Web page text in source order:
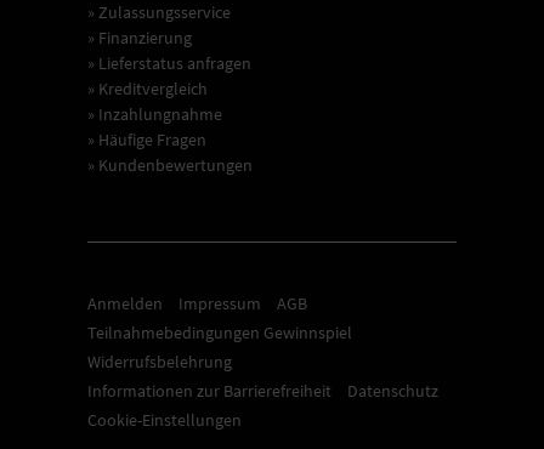
» Zulassungsservice
» Finanzierung
» Lieferstatus anfragen
» Kreditvergleich
» Inzahlungnahme
» Häufige Fragen
» Kundenbewertungen
Anmelden Impressum
AGB
Teilnahmebedingungen Gewinnspiel
Widerrufsbelehrung
Informationen zur Barrierefreiheit
Datenschutz
Cookie-Einstellungen